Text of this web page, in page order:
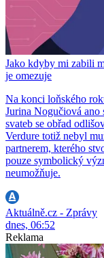
Jako kdyby mi zabili
je omezuje
Na konci loňského
Jurina Nogučiová
svateb se obřad
Verdure totiž nebyl
partnerem, kterého
pouze symbolický
neumožňuje.
Aktuálně.cz - Zprávy
dnes, 06:52
Reklama